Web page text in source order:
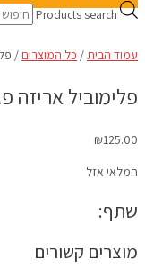
Products search
עמוד הבית/ כל המוצרים /
פלימוביל אריזה פגומה 9319 יחידת
₪125.00
המלאי אזל
שתף:
מוצרים קשורים